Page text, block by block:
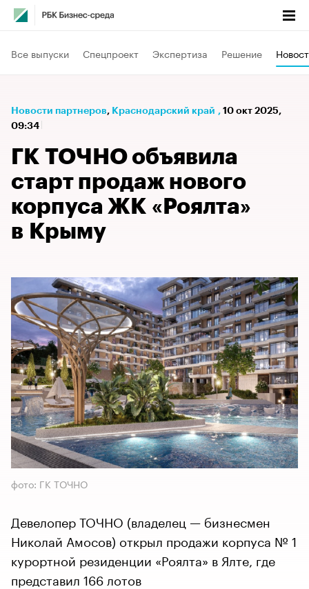
Все выпуски Спецпроект Экспертиза Решение
Новости партнеров⁠, Краснодарский край , 10 окт 2025,
09:34
ГК ТОЧНО объявила
старт продаж нового
корпуса ЖК «Роялта»
в Крыму
фото: ГК ТОЧНО
Девелопер ТОЧНО (владелец — бизнесмен
Николай Амосов) открыл продажи корпуса № 1
курортной резиденции «Роялта» в Ялте, где
представил 166 лотов